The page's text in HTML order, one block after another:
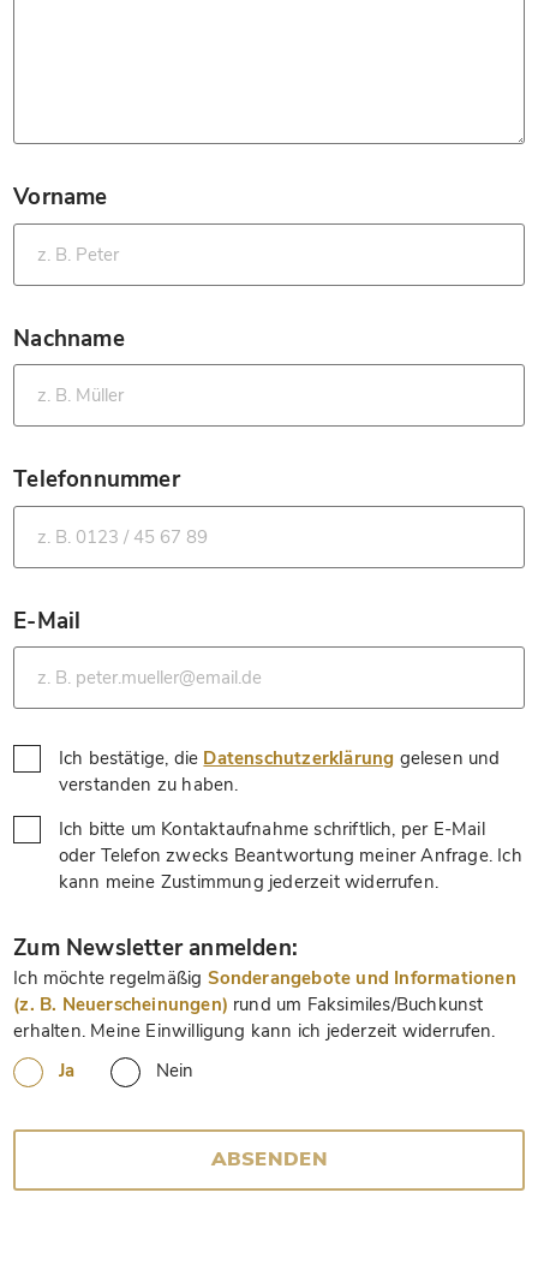
Vorname
*
Nachname
*
Telefonnummer
*
E-Mail
*
Ich bestätige, die Datenschutzerklärung gelesen und
verstanden zu haben.
Ich bitte um Kontaktaufnahme schriftlich, per E-Mail
oder Telefon zwecks Beantwortung meiner Anfrage. Ich
kann meine Zustimmung jederzeit widerrufen.
Zum Newsletter anmelden:
Ich möchte regelmäßig Sonderangebote und Informationen
(z. B. Neuerscheinungen) rund um Faksimiles/Buchkunst
erhalten. Meine Einwilligung kann ich jederzeit widerrufen.
Ja
Nein
ABSENDEN